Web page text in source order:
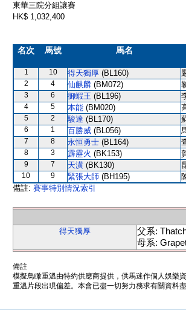
東華三院分組讓賽
HK$ 1,032,400
名次 馬號 馬名
1 10 得天獨厚 (BL160)
2
4 仙麒麟 (BM072)
3
6 御蝦王 (BL196)
4
5 本能 (BM020)
5
2 駿達 (BL170)
6
1 百勝威 (BL056)
7
8 永恒勇士 (BL164)
8
3 霹靂火 (BK153)
9
7 天潢 (BK130)
10
9 緊張大師 (BH195)
備註: 賽事特別情況索引
得天獨厚
父系:
母系:
備註
模擬鳥瞰重溫由特約供應商提供，供馬迷作個人娛樂
重溫片段出現偏差。本會已盡一切努力務求有關資料